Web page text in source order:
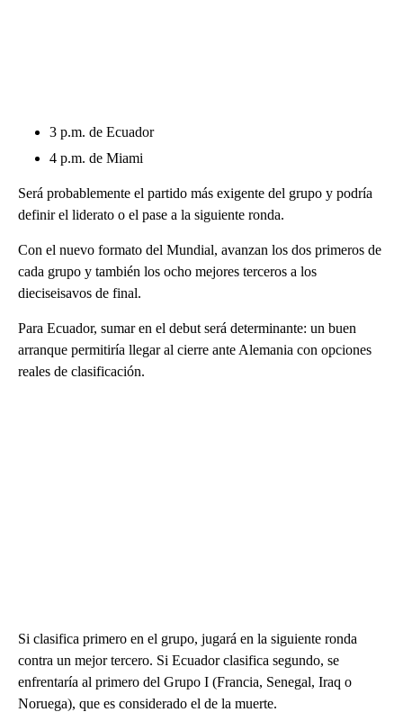
3 p.m. de Ecuador
4 p.m. de Miami
Será probablemente el partido más exigente del grupo y podría
definir el liderato o el pase a la siguiente ronda.
Con el nuevo formato del Mundial, avanzan los dos primeros de
cada grupo y también los ocho mejores terceros a los
dieciseisavos de final.
Para Ecuador, sumar en el debut será determinante: un buen
arranque permitiría llegar al cierre ante Alemania con opciones
reales de clasificación.
Si clasifica primero en el grupo, jugará en la siguiente ronda
contra un mejor tercero. Si Ecuador clasifica segundo, se
enfrentaría al primero del Grupo I (Francia, Senegal, Iraq o
Noruega), que es considerado el de la muerte.